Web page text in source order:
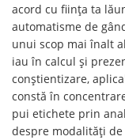
acord cu ființa ta
automatisme de
unui scop mai înalt
iau în calcul și
conștientizare,
constă în
pui etichete prin
despre modalități